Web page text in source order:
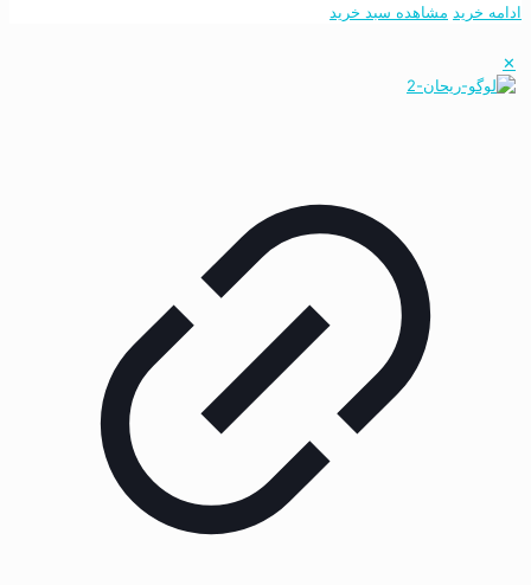
ادامه خرید مشاهده سبد خرید
✕